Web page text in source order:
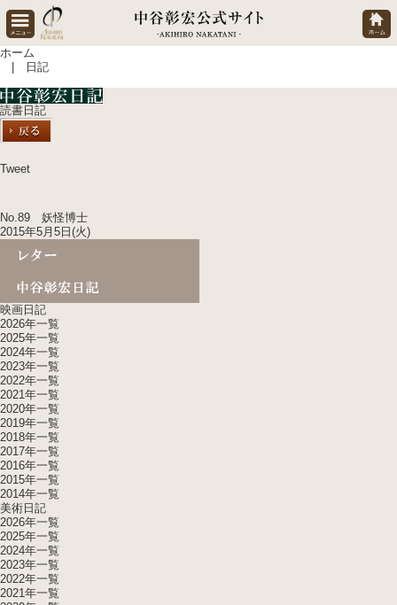
ホーム
| 日記
読書日記
Tweet
No.89 妖怪博士
2015年5月5日(火)
映画日記
2026年一覧
2025年一覧
2024年一覧
2023年一覧
2022年一覧
2021年一覧
2020年一覧
2019年一覧
2018年一覧
2017年一覧
2016年一覧
2015年一覧
2014年一覧
美術日記
2026年一覧
2025年一覧
2024年一覧
2023年一覧
2022年一覧
2021年一覧